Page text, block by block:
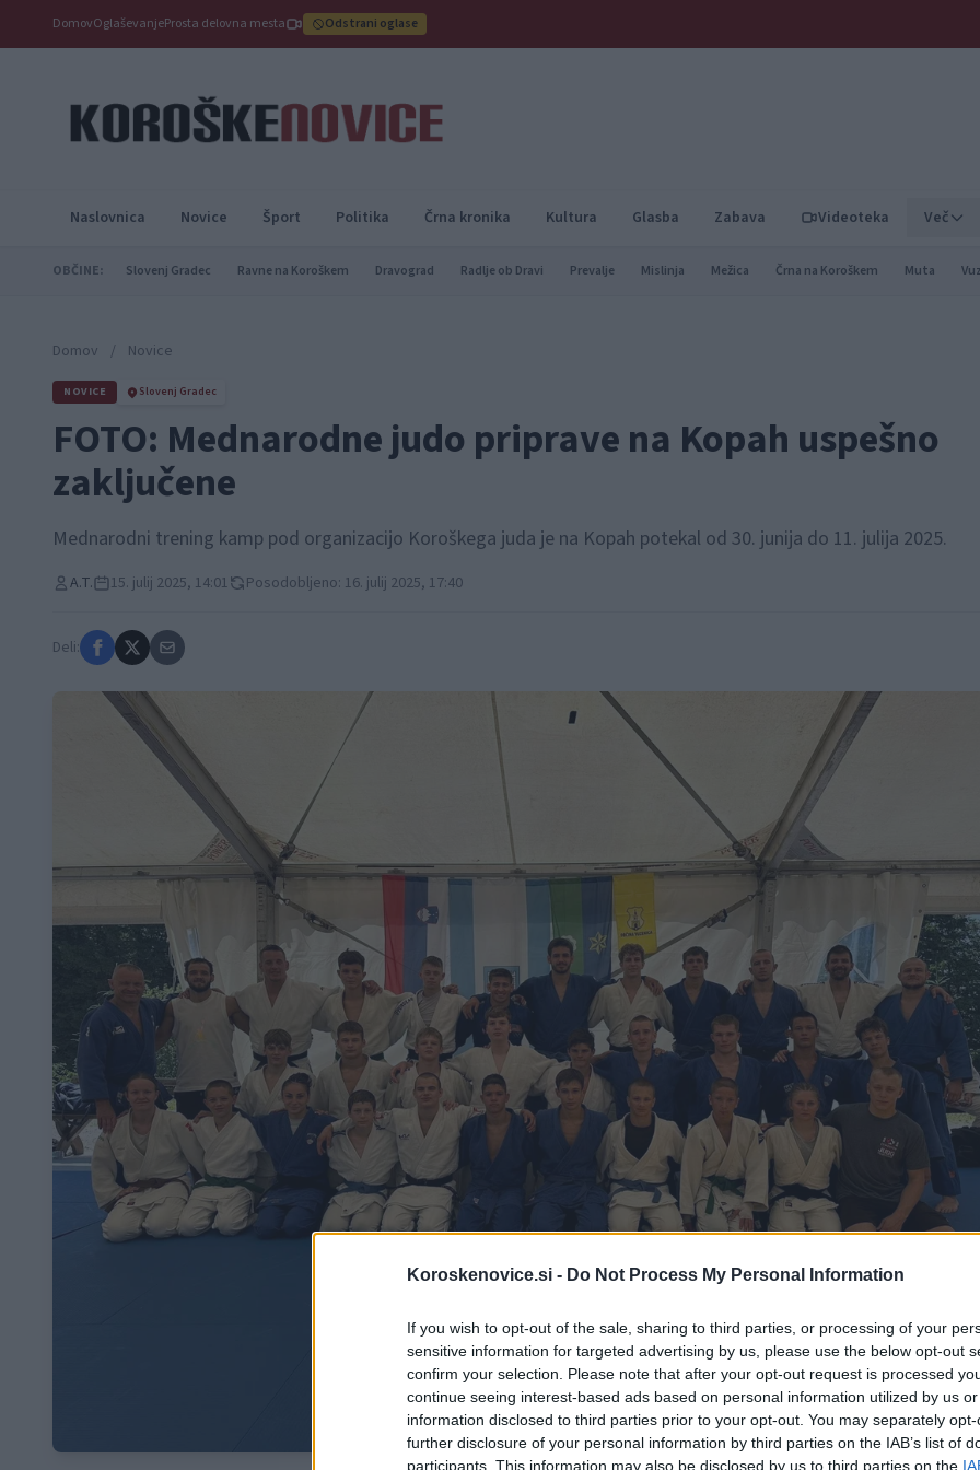
Koroskenovice.si - Do Not Process My Personal Information
If you wish to opt-out of the sale, sharing to third parties, or processing of your
sensitive information for targeted advertising by us, please use the below opt-out
confirm your selection. Please note that after your opt-out request is processed
continue seeing interest-based ads based on personal information utilized by us
information disclosed to third parties prior to your opt-out. You may separately
further disclosure of your personal information by third parties on the IAB’s list of
participants. This information may also be disclosed by us to third parties on the
DomovOglaševanjeProsta delovna mesta Odstrani oglase
Naslovnica Novice Šport Politika Črna kronika Kultura Glasba Zabava Videoteka Več
OBČINE: Slovenj Gradec Ravne na Koroškem Dravograd Radlje ob Dravi Prevalje Mislinja Mežica Črna na Koroškem Muta
Domov / Novice
NOVICE Slovenj Gradec
FOTO: Mednarodne judo priprave na Kopah uspešno
zaključene
Mednarodni trening kamp pod organizacijo Koroškega juda je na Kopah potekal od 30. junija do 11. julija 2025.
A.T. 15. julij 2025, 14:01 Posodobljeno: 16. julij 2025, 17:40
Deli: